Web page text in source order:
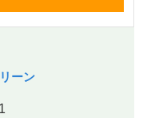
ーン